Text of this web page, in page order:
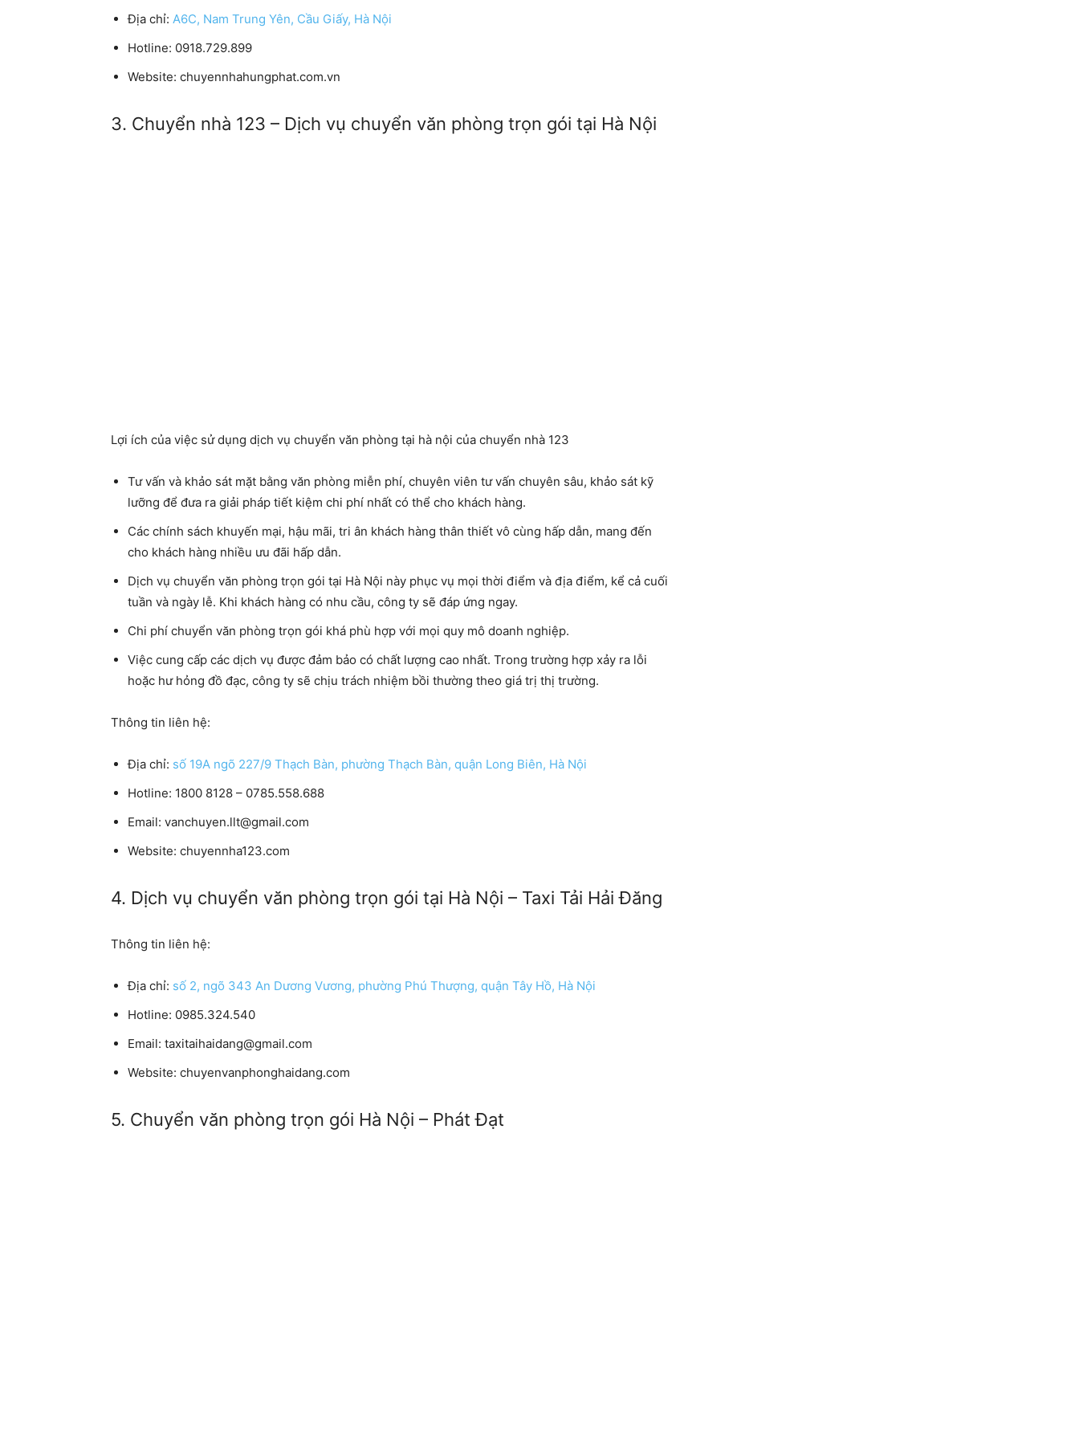
Địa chỉ: A6C, Nam Trung Yên, Cầu Giấy, Hà Nội
Hotline: 0918.729.899
Website: chuyennhahungphat.com.vn
3. Chuyển nhà 123 – Dịch vụ chuyển văn phòng trọn gói tại Hà Nội
Lợi ích của việc sử dụng dịch vụ chuyển văn phòng tại hà nội của chuyển nhà 123
Tư vấn và khảo sát mặt bằng văn phòng miễn phí, chuyên viên tư vấn chuyên sâu, khảo sát kỹ
lưỡng để đưa ra giải pháp tiết kiệm chi phí nhất có thể cho khách hàng.
Các chính sách khuyến mại, hậu mãi, tri ân khách hàng thân thiết vô cùng hấp dẫn, mang đến
cho khách hàng nhiều ưu đãi hấp dẫn.
Dịch vụ chuyển văn phòng trọn gói tại Hà Nội này phục vụ mọi thời điểm và địa điểm, kể cả cuối
tuần và ngày lễ. Khi khách hàng có nhu cầu, công ty sẽ đáp ứng ngay.
Chi phí chuyển văn phòng trọn gói khá phù hợp với mọi quy mô doanh nghiệp.
Việc cung cấp các dịch vụ được đảm bảo có chất lượng cao nhất. Trong trường hợp xảy ra lỗi
hoặc hư hỏng đồ đạc, công ty sẽ chịu trách nhiệm bồi thường theo giá trị thị trường.
Thông tin liên hệ:
Địa chỉ: số 19A ngõ 227/9 Thạch Bàn, phường Thạch Bàn, quận Long Biên, Hà Nội
Hotline: 1800 8128 – 0785.558.688
Email: vanchuyen.llt@gmail.com
Website: chuyennha123.com
4. Dịch vụ chuyển văn phòng trọn gói tại Hà Nội – Taxi Tải Hải Đăng
Thông tin liên hệ:
Địa chỉ: số 2, ngõ 343 An Dương Vương, phường Phú Thượng, quận Tây Hồ, Hà Nội
Hotline: 0985.324.540
Email: taxitaihaidang@gmail.com
Website: chuyenvanphonghaidang.com
5. Chuyển văn phòng trọn gói Hà Nội – Phát Đạt